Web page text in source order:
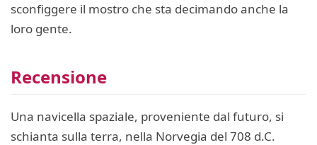
sconfiggere il mostro che sta decimando anche la
loro gente.
Recensione
Una navicella spaziale, proveniente dal futuro, si
schianta sulla terra, nella Norvegia del 708 d.C.